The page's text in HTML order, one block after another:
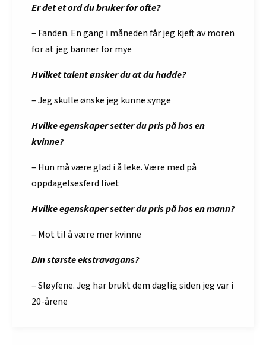
Er det et ord du bruker for ofte?
– Fanden. En gang i måneden får jeg kjeft av moren
for at jeg banner for mye
Hvilket talent ønsker du at du hadde?
– Jeg skulle ønske jeg kunne synge
Hvilke egenskaper setter du pris på hos en
kvinne?
– Hun må være glad i å leke. Være med på
oppdagelsesferd livet
Hvilke egenskaper setter du pris på hos en mann?
– Mot til å være mer kvinne
Din største ekstravagans?
– Sløyfene. Jeg har brukt dem daglig siden jeg var i
20-årene